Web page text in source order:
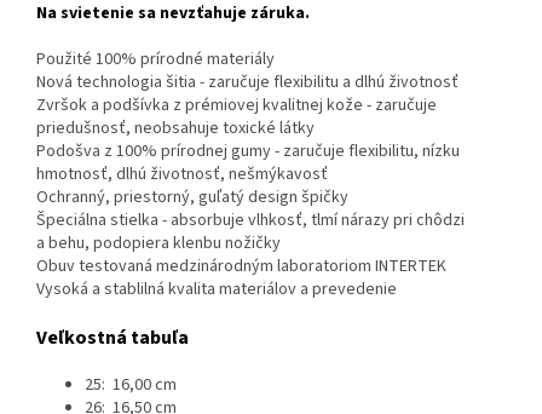
Na svietenie sa nevzťahuje záruka.
Použité 100% prírodné materiály
Nová technologia šitia - zaručuje flexibilitu a dlhú životnosť
Zvršok a podšívka z prémiovej kvalitnej kože - zaručuje
priedušnosť, neobsahuje toxické látky
Podošva z 100% prírodnej gumy - zaručuje flexibilitu, nízku
hmotnosť, dlhú životnosť, nešmýkavosť
Ochranný, priestorný, guľatý design špičky
Špeciálna stielka - absorbuje vlhkosť, tlmí nárazy pri chôdzi
a behu, podopiera klenbu nožičky
Obuv testovaná medzinárodným laboratoriom INTERTEK
Vysoká a stablilná kvalita materiálov a prevedenie
Veľkostná tabuľa
25: 16,00 cm
26: 16,50 cm